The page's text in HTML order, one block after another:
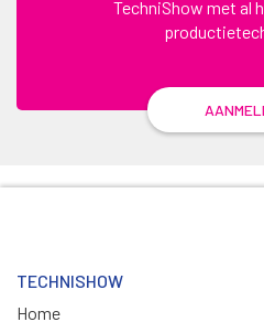
TechniShow met al
TECHNISHOW
Home